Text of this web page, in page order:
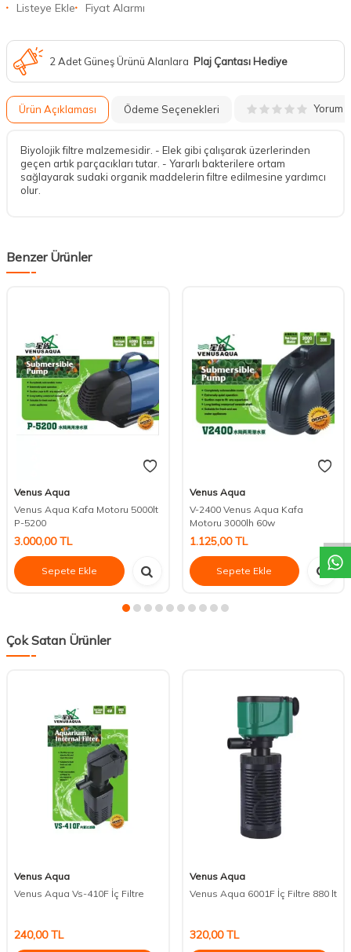
Listeye Ekle Fiyat Alarmı
2 Adet Güneş Ürünü Alanlara Plaj Çantası Hediye
Ürün Açıklaması Ödeme Seçenekleri Yorum
Biyolojik filtre malzemesidir. - Elek gibi çalışarak üzerlerinden
geçen artık parçacıkları tutar. - Yararlı bakterilere ortam
sağlayarak sudaki organik maddelerin filtre edilmesine yardımcı
olur.
Benzer Ürünler
Venus Aqua
Venus Aqua Kafa Motoru 5000lt
P-5200
3.000,00TL
Sepete Ekle
Venus Aqua
V-2400 Venus Aqua Kafa
Motoru 3000lh 60w
1.125,00TL
Sepete Ekle
Çok Satan Ürünler
Venus Aqua
Venus Aqua Vs-410F İç Filtre
240,00TL
Venus Aqua
Venus Aqua 6001F İç Filtre 880 lt
320,00TL